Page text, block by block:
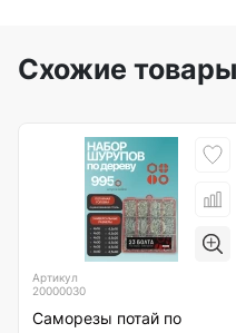
Схожие товары
Артикул
20000030
Саморезы потай по